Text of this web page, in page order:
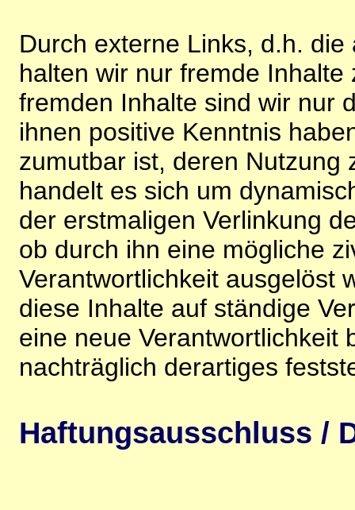
Durch externe Links, d.h.
halten wir nur fremde
fremden Inhalte sind wir nur
ihnen positive Kenntnis
zumutbar ist, deren Nutzung
handelt es sich um
der erstmaligen Verlinkung
ob durch ihn eine mögliche
Verantwortlichkeit ausgelöst
diese Inhalte auf ständige
eine neue Verantwortlichkeit
nachträglich derartiges
Haftungsausschluss /